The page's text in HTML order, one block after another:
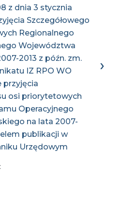
z dnia 3 stycznia
Szczegółowego
Regionalnego
Województwa
2013 z późn. zm.
IZ RPO WO
przyjęcia
osi priorytetowych
Operacyjnego
na lata 2007-
publikacji w
Urzędowym